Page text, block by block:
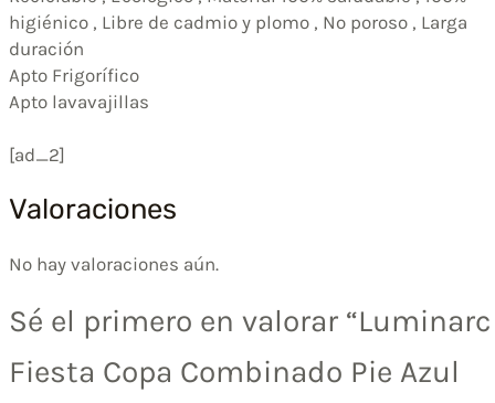
higiénico , Libre de cadmio y plomo , No poroso , Larga
duración
Apto Frigorífico
Apto lavavajillas
[ad_2]
Valoraciones
No hay valoraciones aún.
Sé el primero en valorar “Luminarc
Fiesta Copa Combinado Pie Azul